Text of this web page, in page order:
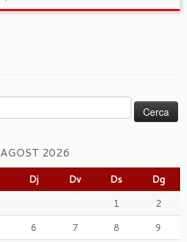
AGOST 2026
Dj Dv Ds
Dg
1
2
6 7 8
9